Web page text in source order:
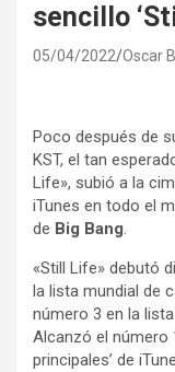
sencillo
05/04/2022 Oscar
Poco después de
KST, el tan
Life», subió a la
iTunes en todo el
de Big Bang.
«Still Life» debutó
la lista mundial de
número 3 en la
Alcanzó el número
principales’ de